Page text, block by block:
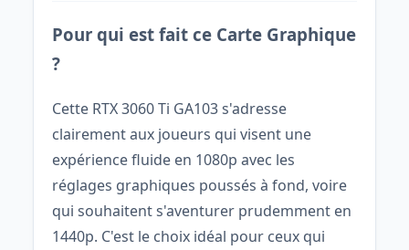
Pour qui est fait ce Carte Graphique
?
Cette RTX 3060 Ti GA103 s'adresse
clairement aux joueurs qui visent une
expérience fluide en 1080p avec les
réglages graphiques poussés à fond, voire
qui souhaitent s'aventurer prudemment en
1440p. C'est le choix idéal pour ceux qui